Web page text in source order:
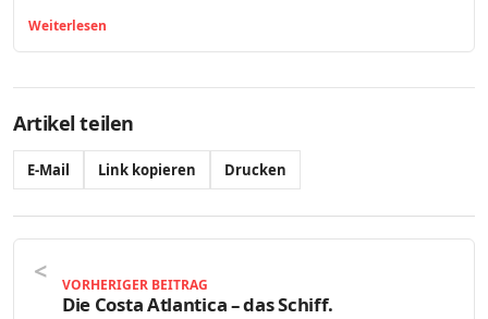
Weiterlesen
Artikel teilen
E-Mail Link kopieren Drucken
VORHERIGER BEITRAG
Die Costa Atlantica – das Schiff.